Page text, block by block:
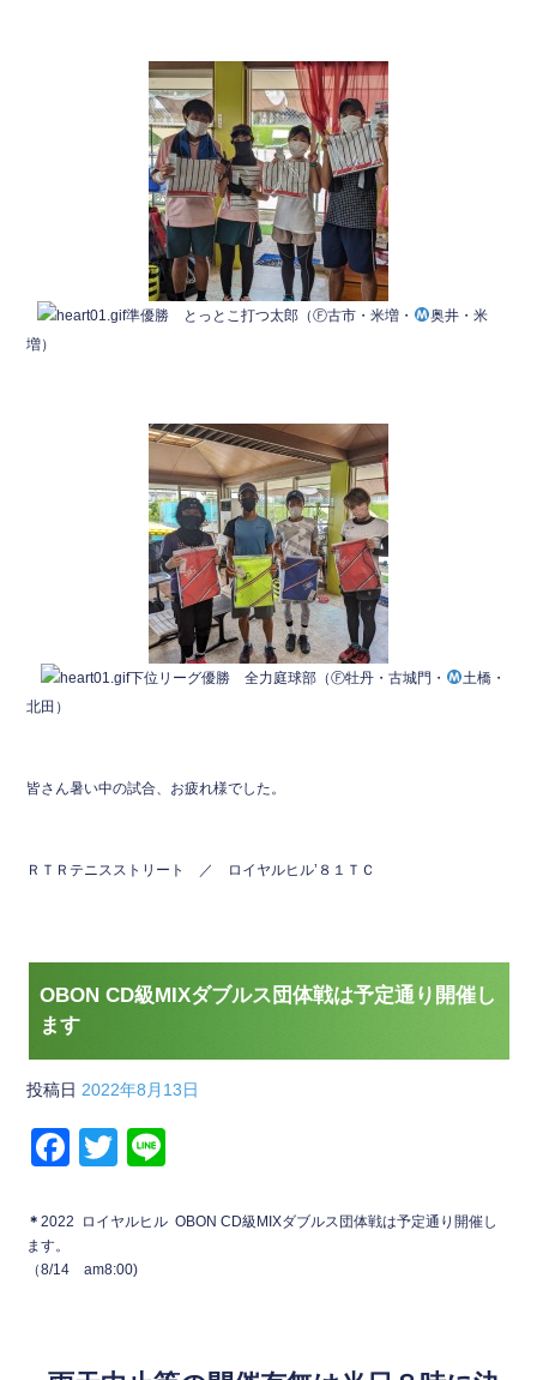
準優勝 とっとこ打つ太郎（Ⓕ古市・米増・
奥井・米
増）
下位リーグ優勝 全力庭球部（Ⓕ牡丹・古城門・
土橋・
北田）
皆さん暑い中の試合、お疲れ様でした。
ＲＴＲテニスストリート ／ ロイヤルヒル’８１ＴＣ
OBON CD級MIXダブルス団体戦は予定通り開催し
ます
投稿日 2022年8月13日
F
c
e
T
tt
er
e
＊2022 ロイヤルヒル OBON CD級MIXダブルス団体戦は予定通り開催し
ます。
（8/14 am8:00)